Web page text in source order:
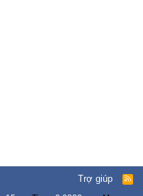
Trợ giúp
R